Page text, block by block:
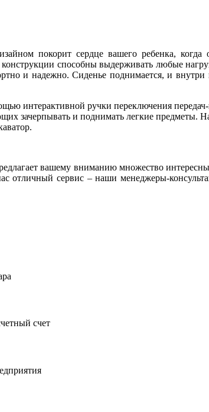
покорит сердце вашего ребенка, когда
способны выдерживать любые
и надежно. Сиденье поднимается, и
интерактивной ручки переключения
зачерпывать и поднимать легкие предметы.
.
вашему вниманию множество
отличный сервис – наши менеджеры-
счет